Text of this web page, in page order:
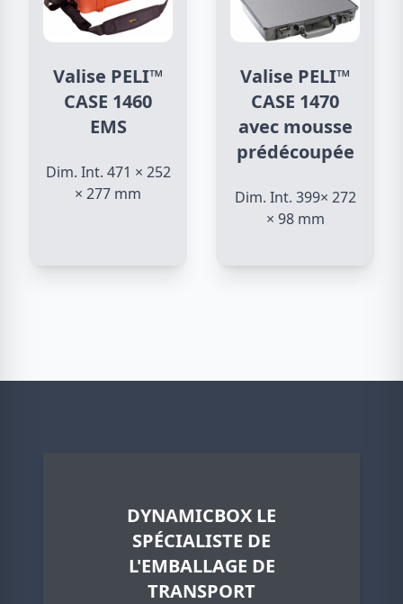
Valise PELI™
CASE 1460
EMS
Dim. Int. 471 × 252
× 277 mm
Valise PELI™
CASE 1470
avec mousse
prédécoupée
Dim. Int. 399× 272
× 98 mm
DYNAMICBOX LE
SPÉCIALISTE DE
L'EMBALLAGE DE
TRANSPORT